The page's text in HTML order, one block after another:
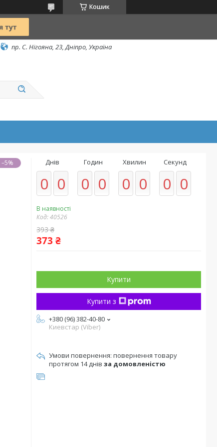
Кошик
пр. С. Нігояна, 23, Дніпро, Україна
–5% Днів
0 0
Годин
0 0
Хвилин
0 0
Секунд
0 0
В наявності
Код:40526
393 ₴
373 ₴
Купити
Купити з
+380 (96) 382-40-80
Киевстар (Viber)
повернення товару
протягом 14 днів за домовленістю